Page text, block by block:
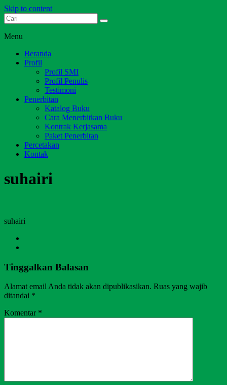
Skip to content
Dari Jambi untuk Indonesia
Menu
Beranda
Profil
Profil SMI
Profil Penulis
Testimoni
Penerbitan
Katalog Buku
Cara Menerbitkan Buku
Kontrak Kerjasama
Paket Penerbitan
Percetakan
Kontak
suhairi
suhairi
Tinggalkan Balasan
Alamat email Anda tidak akan dipublikasikan. Ruas yang wajib
ditandai *
Komentar *